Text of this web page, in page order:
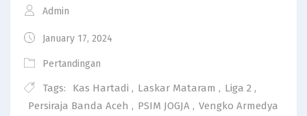
Admin
January 17, 2024
Pertandingan
Tags: Kas Hartadi , Laskar Mataram , Liga 2 ,
Persiraja Banda Aceh , PSIM JOGJA , Vengko Armedya